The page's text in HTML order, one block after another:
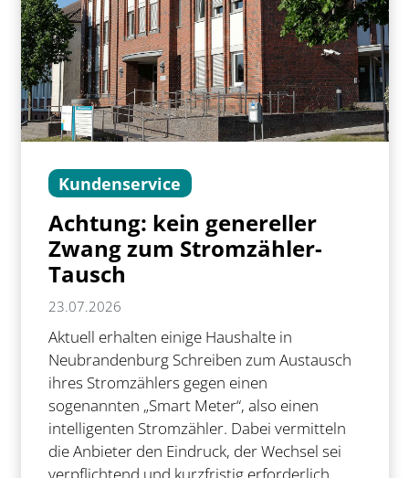
Kundenservice
Achtung: kein genereller
Zwang zum Stromzähler-
Tausch
23.07.2026
Aktuell erhalten einige Haushalte in
Neubrandenburg Schreiben zum Austausch
ihres Stromzählers gegen einen
sogenannten „Smart Meter“, also einen
intelligenten Stromzähler. Dabei vermitteln
die Anbieter den Eindruck, der Wechsel sei